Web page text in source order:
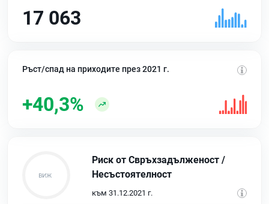
17 063
Ръст/спад на приходите през 2021 г.
+40,3%
Риск от Свръхзадълженост /
Несъстоятелност
към 31.12.2021 г.